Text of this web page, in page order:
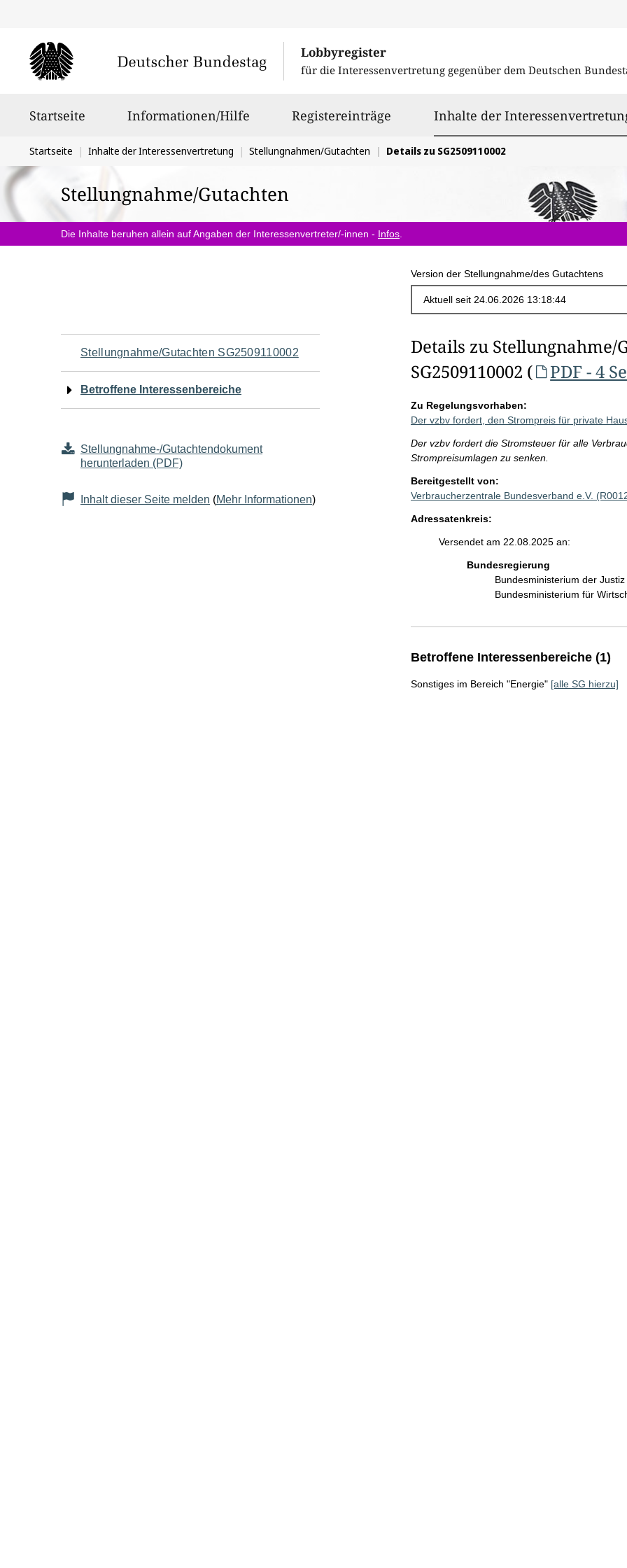
Lobbyregister
für die Interessenvertretung gegenüber dem Deutschen
Startseite Informationen/Hilfe Registereinträge Inhalte der
Sie
befinden
sich
hier:
Startseite Inhalte der Interessenvertretung Stellungnahmen/Gutachten Details zu SG2509110002
Stellungnahme/Gutachten
Die Inhalte beruhen allein auf Angaben der Interessenvertreter/-innen - Infos
Version der Stellungnahme/des Gutachtens
Navigation
für
Seiteninhalt
Stellungnahme/Gutachten SG2509110002
Betroffene Interessenbereiche
Stellungnahme-/Gutachtendokument
herunterladen (PDF)
Inhalt dieser Seite melden (Mehr Informationen)
Details zu Stellungnahme/
SG2509110002 (
PDF - 4
Zu Regelungsvorhaben:
Der vzbv fordert, den Strompreis für private
Der vzbv fordert die Stromsteuer für alle
Strompreisumlagen zu senken.
Bereitgestellt von:
Verbraucherzentrale Bundesverband e.V.
Adressatenkreis:
Versendet am 22.08.2025 an:
Bundesregierung
Bundesministerium der
Bundesministerium für
Betroffene Interessenbereiche (1)
Sonstiges im Bereich "Energie" [alle SG hierzu]